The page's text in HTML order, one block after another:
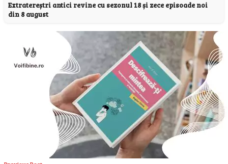
Extratereștri antici revine cu sezonul 18 și zece episoade noi
din 8 august